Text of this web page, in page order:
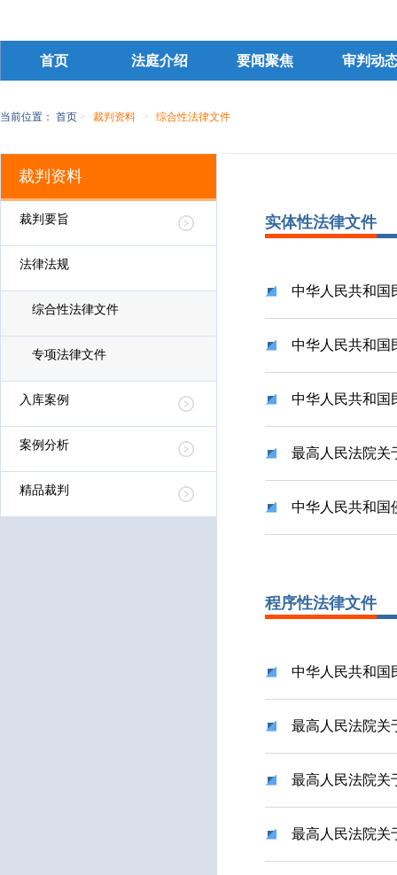
首页 法庭介绍 要闻聚焦 审判动
当前位置： 首页 > 裁判资料 > 综合性法律文件
裁判资料
裁判要旨
法律法规
综合性法律文件
专项法律文件
入库案例
案例分析
精品裁判
实体性法律文件
中华人民共和国
中华人民共和国
中华人民共和国
最高人民法院关
中华人民共和国
程序性法律文件
中华人民共和国
最高人民法院关
最高人民法院关
最高人民法院关